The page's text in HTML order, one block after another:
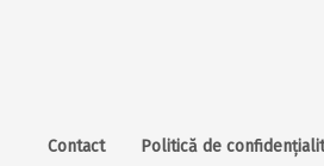
Contact Politică de